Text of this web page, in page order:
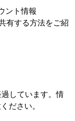
ント情報
有する方法をご紹
しています。情
ださい。